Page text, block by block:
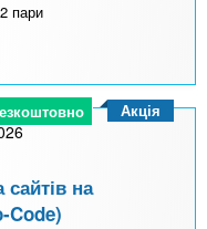
пари
на
Code)
Акція